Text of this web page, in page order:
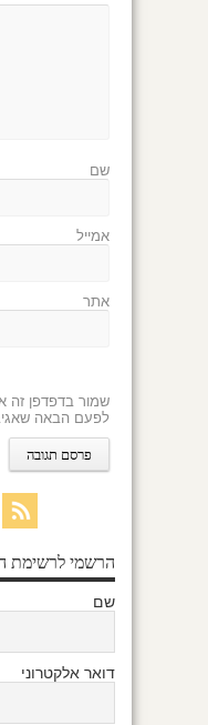
שם
אמייל
אתר
שמור בדפדפן זה
לפעם הבאה
הרשמי לרשימת
שם
דואר אלקטרוני